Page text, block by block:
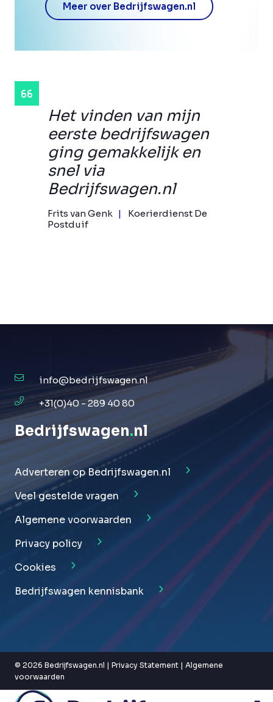
Het vinden van mijn
eerste bedrijfswagen
ging gemakkelijk en
snel via
Bedrijfswagen.nl
Frits van Genk
Koerierdienst De
Postduif
Meer over Bedrijfswagen.nl
info@bedrijfswagen.nl
+31(0)40 - 289 40 80
Bedrijfswagen.nl
Adverteren op Bedrijfswagen.nl
Veel gestelde vragen
Algemene voorwaarden
Privacy policy
Cookies
Bedrijfswagen kennisbank
© 2026 Bedrijfswagen.nl | Privacy Statement | Algemene
voorwaarden